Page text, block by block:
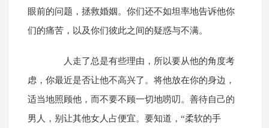
眼前的问题，拯救婚姻。你们还不如坦率地告诉他你
们的痛苦，以及你们彼此之间的疑惑与不满。
人走了总是有些理由，所以要从他的角度考
虑，你最近是否让他不高兴了。将他放在你的身边，
适当地照顾他，而不要不顾一切地唠叨。善待自己的
男人，别让其他女人占便宜。要知道，“柔软的手